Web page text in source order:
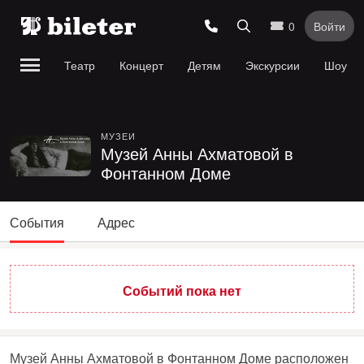
0 Войти
Театр Концерт Детям Экскурсии Шоу
МУЗЕИ
Музей Анны Ахматовой в
Фонтанном Доме
События Адрес
Событий пока нет
Музей Анны Ахматовой в Фонтанном Доме расположен